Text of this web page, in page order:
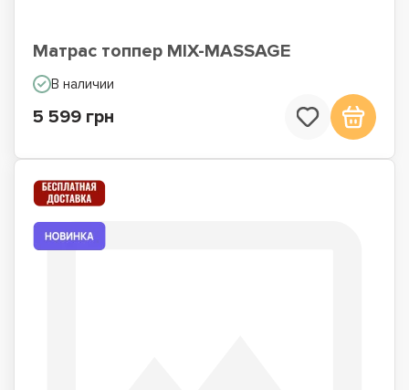
Матрас топпер MIX-MASSAGE
В наличии
5 599 грн